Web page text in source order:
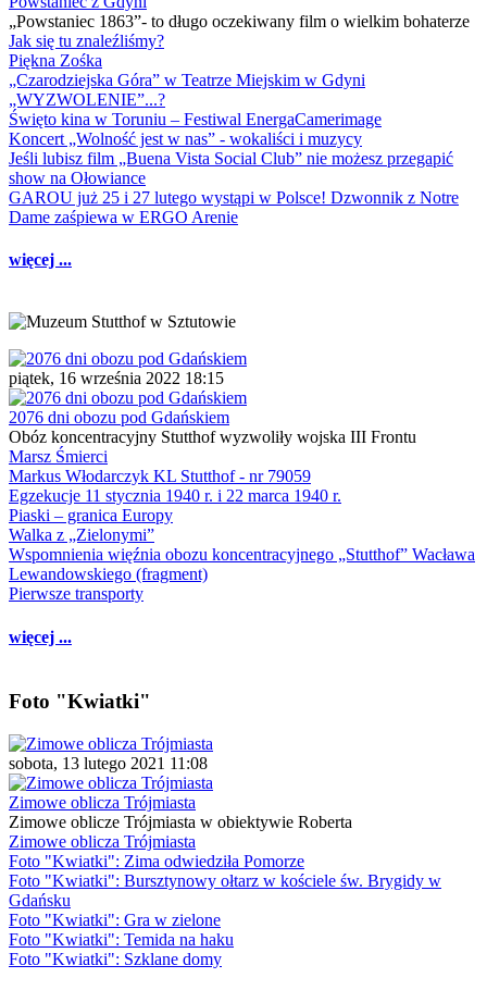
„Powstaniec 1863”- to długo oczekiwany film o wielkim bohaterze
Jak się tu znaleźliśmy?
Piękna Zośka
„Czarodziejska Góra” w Teatrze Miejskim w Gdyni
„WYZWOLENIE”...?
Święto kina w Toruniu – Festiwal EnergaCamerimage
Koncert „Wolność jest w nas” - wokaliści i muzycy
Jeśli lubisz film „Buena Vista Social Club” nie możesz przegapić
show na Ołowiance
GAROU już 25 i 27 lutego wystąpi w Polsce! Dzwonnik z Notre
Dame zaśpiewa w ERGO Arenie
więcej ...
piątek, 16 września 2022 18:15
2076 dni obozu pod Gdańskiem
Obóz koncentracyjny Stutthof wyzwoliły wojska III Frontu
Marsz Śmierci
Markus Włodarczyk KL Stutthof - nr 79059
Egzekucje 11 stycznia 1940 r. i 22 marca 1940 r.
Piaski – granica Europy
Walka z „Zielonymi”
Wspomnienia więźnia obozu koncentracyjnego „Stutthof” Wacława
Lewandowskiego (fragment)
Pierwsze transporty
więcej ...
Foto "Kwiatki"
sobota, 13 lutego 2021 11:08
Zimowe oblicza Trójmiasta
Zimowe oblicze Trójmiasta w obiektywie Roberta
Zimowe oblicza Trójmiasta
Foto "Kwiatki": Zima odwiedziła Pomorze
Foto "Kwiatki": Bursztynowy ołtarz w kościele św. Brygidy w
Gdańsku
Foto "Kwiatki": Gra w zielone
Foto "Kwiatki": Temida na haku
Foto "Kwiatki": Szklane domy